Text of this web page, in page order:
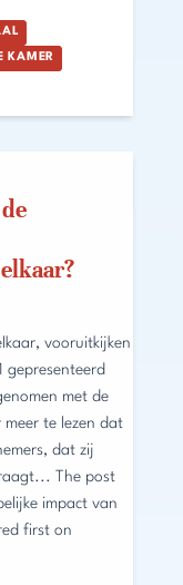
KAMER
vooruitkijken
gepresenteerd
met de
meer te lezen dat
dat zij
The post
impact van
first on